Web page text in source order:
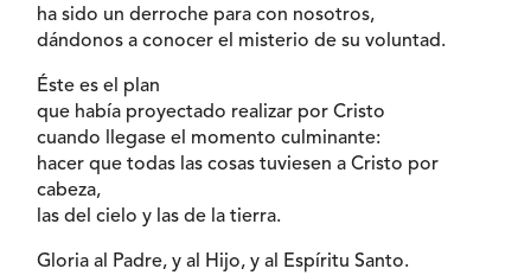
ha sido un derroche para con nosotros,
dándonos a conocer el misterio de su voluntad.
Éste es el plan
que había proyectado realizar por Cristo
cuando llegase el momento culminante:
hacer que todas las cosas tuviesen a Cristo por
cabeza,
las del cielo y las de la tierra.
Gloria al Padre, y al Hijo, y al Espíritu Santo.